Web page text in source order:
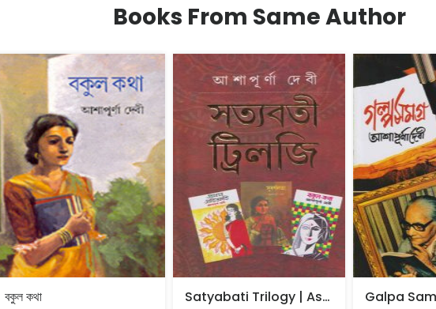
Books From Same Author
বকুল কথা
Satyabati Trilogy | Ashapurna Devi